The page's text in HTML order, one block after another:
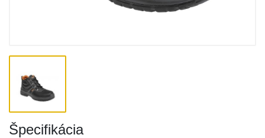
Špecifikácia